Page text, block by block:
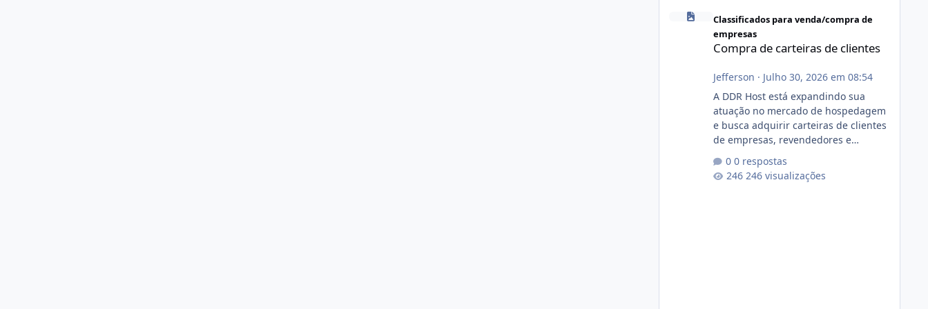
Compra de carteiras de clientes
Classificados para venda/compra de
empresas
Compra de carteiras de clientes
Jefferson · Julho 30, 2026 em 08:54
A DDR Host está expandindo sua
atuação no mercado de hospedagem
e busca adquirir carteiras de clientes
de empresas, revendedores e
suas atividades ou reduzir sua
operação. Se você possui clientes
0 respostas
246 visualizações